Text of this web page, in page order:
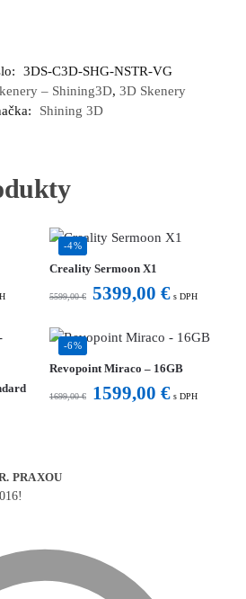
3DS-C3D-SHG-NSTR-VG
– Shining3D, 3D Skenery
Shining 3D
-4%
Creality Sermoon X1
5599,00€ 5399,00 € s DPH
-6%
Revopoint Miraco – 16GB
1699,00€ 1599,00 € s DPH
PRAXOU